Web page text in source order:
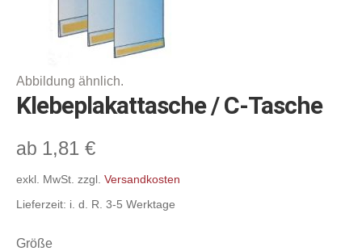
Deckenabhängungen, Super-Grips
Abhängesysteme & Klemmprofile,
Scannerschienen & Zubehör
Gehwegaufsteller, A-Standschilder,
Displaystecksysteme & Zubehör, Schilder
Sonstiges
Klebeplakattasche / C-Tasche
ab 1,81 €
exkl. MwSt. zzgl. Versandkosten
Lieferzeit: i. d. R. 3-5 Werktage
Größe